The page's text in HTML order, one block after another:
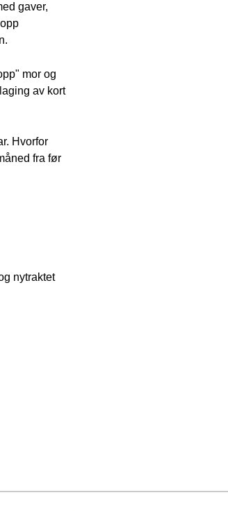
gaver,
mor og
av kort
Hvorfor
fra før
nytraktet